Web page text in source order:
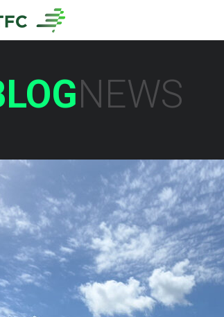
NEWS